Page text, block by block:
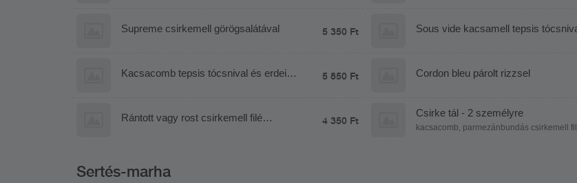
Supreme csirkemell görögsalátával 5 350 Ft
Sous vide kacsamell tepsis
Kacsacomb tepsis tócsnival és erdei
5 850 Ft Cordon bleu párolt rizzsel
Rántott vagy rost csirkemell filé
4 350 Ft
Csirke tál - 2 személyre
kacsacomb, parmezánbundás csirkemell
Sertés-marha